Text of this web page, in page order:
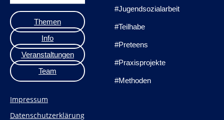
Themen
Info
Veranstaltungen
Team
Impressum
Datenschutzerklärung
#Jugendsozialarbeit
#Teilhabe
#Preteens
#Praxisprojekte
#Methoden